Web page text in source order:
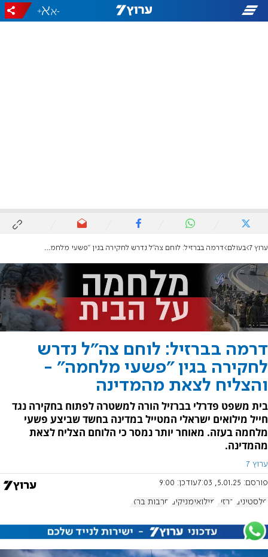
-
+
ערוץ 7 בעולם דרמה בברזיל: לוחם צה"ל נדרש לחקירה בגין "פשעי מלחמה" - והצליח לצאת מהמדינה
דרמה בברזיל: לוחם צה"ל נדרש
לחקירה בגין "פשעי מלחמה" -
והצליח לצאת מהמדינה
בית משפט פדרלי בברזיל הורה למשטרה לפתוח בחקירה נגד
חייל מילואים ישראלי המטייל במדינה בחשד שביצע פשעי
מלחמה בעזה. מאוחר יותר נמסר כי הלוחם הצליח לצאת
מהמדינה.
ערוץ 7
פורסם: 5.01.25, 7:03 עודכן: 9:00
פלסטינים ברזיל מילואימניקים חרבות ברזל